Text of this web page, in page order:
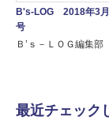
B's-LOG 2018年3月
号
Ｂ’ｓ－ＬＯＧ編集部
最近チェック